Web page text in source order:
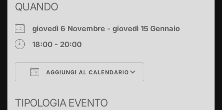
QUANDO
giovedì 6 Novembre - giovedì 15 Gennaio
18:00 - 20:00
AGGIUNGI AL CALENDARIO
TIPOLOGIA EVENTO